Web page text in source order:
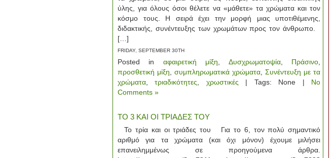
ύλης, για όλους όσοι θέλετε να «μάθετε» τα χρώματα και τον
κόσμο τους. Η σειρά έχει την μορφή μιας υποτιθέμενης,
διδακτικής, συνέντευξης των χρωμάτων προς τον άνθρωπο.
[…]
FRIDAY, SEPTEMBER 30TH
Posted in αφαιρετική μίξη Δυσχρωματοψία, Πράσινο
προσθετική μίξη
συμπληρωματικά χρώματα Συνέντευξη με τα
χρώματα ,τριαδικότητες χρωστικές | Tags: None | No
Comments »
ΤΟ 3 ΚΑΙ ΟΙ ΤΡΙΑΔΕΣ ΤΟΥ
Το τρία και οι τριάδες του Για το 6, τον πολύ σημαντικό
αριθμό για τα χρώματα (και όχι μόνον) έχουμε μιλήσει
επανειλημμένως σε προηγούμενα άρθρα.